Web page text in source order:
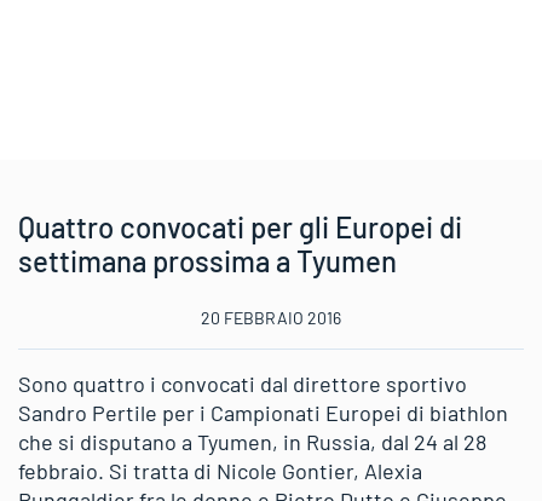
Quattro convocati per gli Europei di
settimana prossima a Tyumen
20 FEBBRAIO 2016
Sono quattro i convocati dal direttore sportivo
Sandro Pertile per i Campionati Europei di biathlon
che si disputano a Tyumen, in Russia, dal 24 al 28
febbraio. Si tratta di Nicole Gontier, Alexia